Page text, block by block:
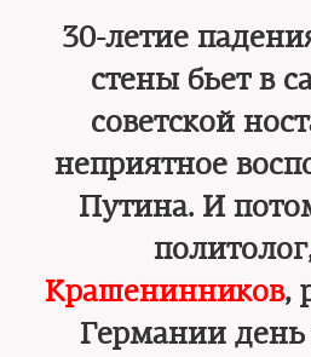
30-летие
стены бьет в
советской
неприятное
Путина. И
Крашенинников,
Германии день